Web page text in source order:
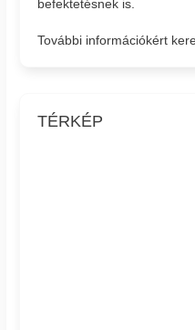
befektetésnek is.
További információkért
TÉRKÉP